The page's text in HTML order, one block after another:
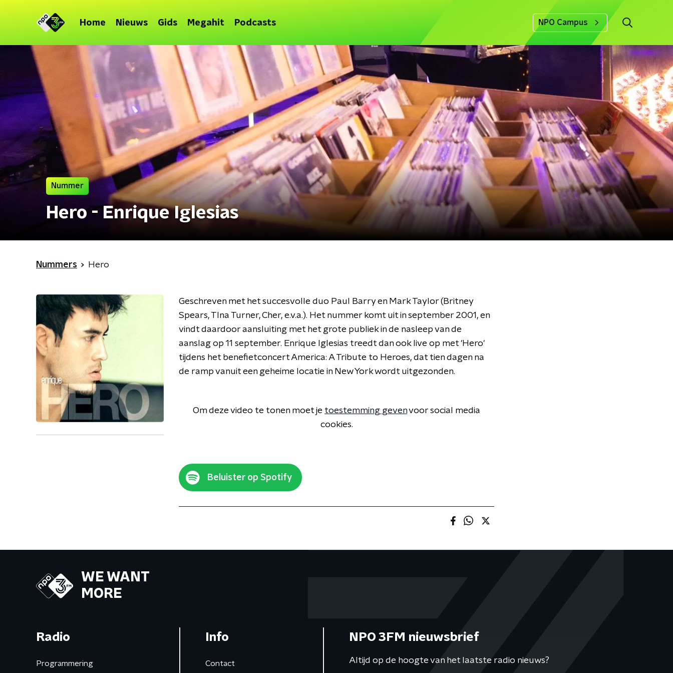
Home Nieuws Gids Megahit Podcasts NPO Campus
Nummer
Hero - Enrique Iglesias
Nummers Hero
Geschreven met het succesvolle duo Paul Barry en Mark Taylor (Britney
Spears, TIna Turner, Cher, e.v.a.). Het nummer komt uit in september 2001, en
vindt daardoor aansluiting met het grote publiek in de nasleep van de
aanslag op 11 september. Enrique Iglesias treedt dan ook live op met 'Hero'
tijdens het benefietconcert America: A Tribute to Heroes, dat tien dagen na
de ramp vanuit een geheime locatie in New York wordt uitgezonden.
Om deze video te tonen moet je toestemming gevenvoor social media
cookies.
Beluister op Spotify
WE WANT
MORE
Radio
Programmering
Info
Contact
NPO 3FM nieuwsbrief
Altijd op de hoogte van het laatste radio nieuws?